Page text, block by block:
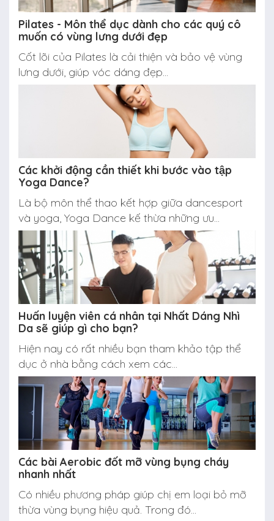
Pilates - Môn thể dục dành cho các quý cô
muốn có vùng lưng dưới đẹp
Cốt lõi của Pilates là cải thiện và bảo vệ vùng
lưng dưới, giúp vóc dáng đẹp...
Các khởi động cần thiết khi bước vào tập
Yoga Dance?
Là bộ môn thể thao kết hợp giữa dancesport
và yoga, Yoga Dance kế thừa những ưu...
Huấn luyện viên cá nhân tại Nhất Dáng Nhì
Da sẽ giúp gì cho bạn?
Hiện nay có rất nhiều bạn tham khảo tập thể
dục ở nhà bằng cách xem các...
Các bài Aerobic đốt mỡ vùng bụng cháy
nhanh nhất
Có nhiều phương pháp giúp chị em loại bỏ mỡ
thừa vùng bụng hiệu quả. Trong đó...